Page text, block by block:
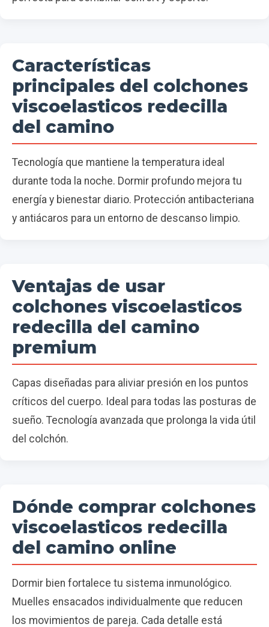
Características
principales del colchones
viscoelasticos redecilla
del camino
Tecnología que mantiene la temperatura ideal
durante toda la noche. Dormir profundo mejora tu
energía y bienestar diario. Protección antibacteriana
y antiácaros para un entorno de descanso limpio.
Ventajas de usar
colchones viscoelasticos
redecilla del camino
premium
Capas diseñadas para aliviar presión en los puntos
críticos del cuerpo. Ideal para todas las posturas de
sueño. Tecnología avanzada que prolonga la vida útil
del colchón.
Dónde comprar colchones
viscoelasticos redecilla
del camino online
Dormir bien fortalece tu sistema inmunológico.
Muelles ensacados individualmente que reducen
los movimientos de pareja. Cada detalle está